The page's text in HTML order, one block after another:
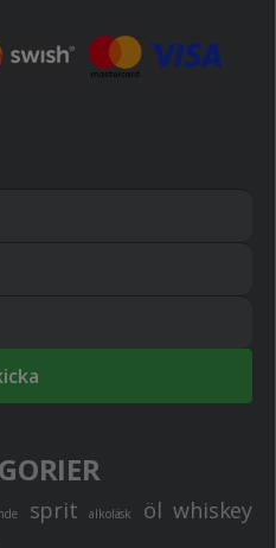
sprit alkoläsk öl whiskey